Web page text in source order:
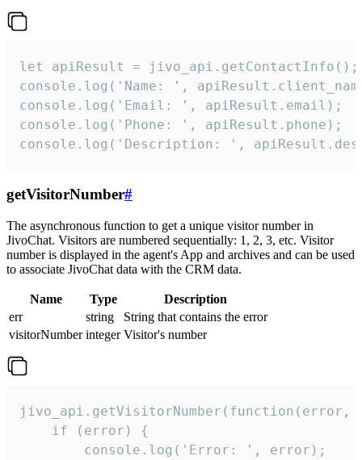
let apiResult = jivo_api.getContactInfo();
console.log('Name: ',
console.log('Email: ', apiResult.email);
console.log('Phone: ', apiResult.phone);
console.log('Description: ',
getVisitorNumber#
The asynchronous function to get a unique visitor number in
JivoChat. Visitors are numbered sequentially: 1, 2, 3, etc. Visitor
number is displayed in the agent's App and archives and can be used
to associate JivoChat data with the CRM data.
Name Type
Description
err
string
String that contains the error
visitorNumber integer Visitor's number
jivo_api.getVisitorNumber(function(error,
    if (error) {
        console.log('Error: ', error);